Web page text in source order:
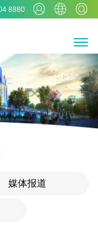
8880
媒体报道